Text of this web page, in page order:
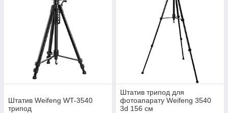
Штатив Weifeng WT-3540
трипод
Штатив трипод для
фотоапарату Weifeng 3540
3d 156 см